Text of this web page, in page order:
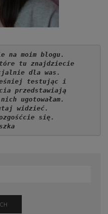
na moim blogu.
tu znajdziecie
dla was.
testując i
przedstawiają
ugotowałam.
widzieć.
się.